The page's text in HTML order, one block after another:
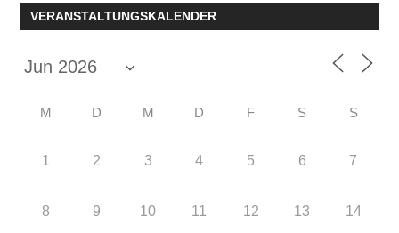
VERANSTALTUNGSKALENDER
M D M D F S S
1 2 3 4 5 6 7
8 9 10 11 12 13 14